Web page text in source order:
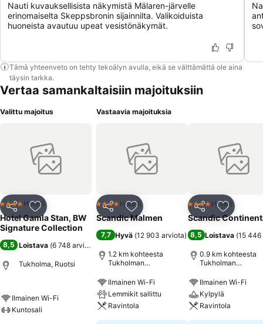
Nauti kuvauksellisista näkymistä Mälaren-järvelle
erinomaiselta Skeppsbronin sijainnilta. Valikoiduista
huoneista avautuu upeat vesistönäkymät.
Tämä yhteenveto on tehty tekoälyn avulla, eikä se välttämättä ole aina
täysin tarkka.
Vertaa samankaltaisiin majoituksiin
Valittu majoitus
Jaa Lisää suosikkeihin
4 Tähtiluokitus
Hotelli
Hotel Gamla Stan, BW
Signature Collection
8,5 Loistava (6 748 arviota
Tukholma, Ruotsi
Ilmainen Wi-Fi
Kuntosali
Vastaavia majoituksia
Jaa Lisää suosikkeihin
4 Tähtiluokitus
Hotelli
Scandic Malmen
7,7 Hyvä (12 903 arviota)
1.2 km kohteesta
Tukholman
Ilmainen Wi-Fi
Lemmikit sallittu
Ravintola
Jaa Lisää
4 Tähtiluokitus
Hotelli
Scandic
8,5 Loistava (15 446
0.9 km kohteesta
Tukholman
Ilmainen Wi-Fi
Kylpylä
Ravintola